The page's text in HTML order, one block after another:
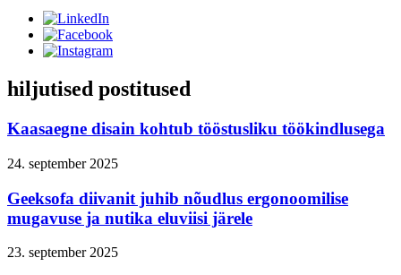
hiljutised postitused
Kaasaegne disain kohtub tööstusliku töökindlusega
24. september 2025
Geeksofa diivanit juhib nõudlus ergonoomilise
mugavuse ja nutika eluviisi järele
23. september 2025